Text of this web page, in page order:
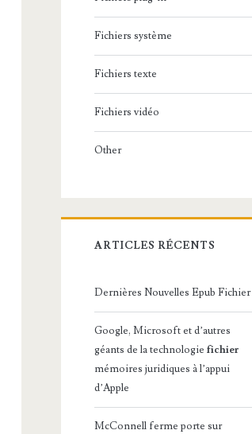
Fichiers système
Fichiers texte
Fichiers vidéo
Other
ARTICLES RÉCENTS
Dernières Nouvelles Epub Fichier
Google, Microsoft et d’autres
géants de la technologiefichier
mémoires juridiques à l’appui
d’Apple
McConnell ferme porte sur